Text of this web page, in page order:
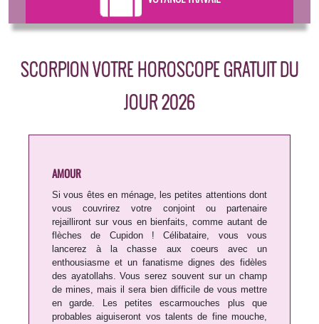
SCORPION VOTRE HOROSCOPE GRATUIT DU
JOUR 2026
AMOUR
Si vous êtes en ménage, les petites attentions dont
vous couvrirez votre conjoint ou partenaire
rejailliront sur vous en bienfaits, comme autant de
flèches de Cupidon ! Célibataire, vous vous
lancerez à la chasse aux coeurs avec un
enthousiasme et un fanatisme dignes des fidèles
des ayatollahs. Vous serez souvent sur un champ
de mines, mais il sera bien difficile de vous mettre
en garde. Les petites escarmouches plus que
probables aiguiseront vos talents de fine mouche,